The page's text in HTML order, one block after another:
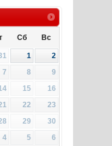
Сб Вс
1
2
7 8
9
15
16
22
23
29
30
4 5 6